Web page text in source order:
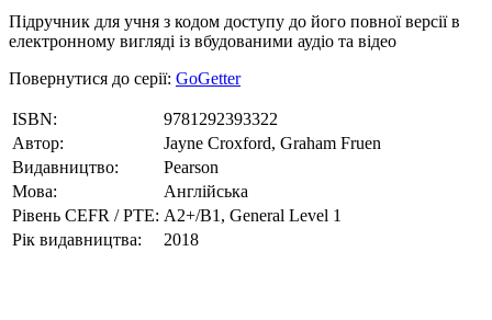
Підручник для учня з кодом доступу до його повної версії в
електронному вигляді із вбудованими аудіо та відео
Повернутися до серії: GoGetter
ISBN:
9781292393322
Автор:
Jayne Croxford, Graham Fruen
Видавництво:
Pearson
Мова:
Англійська
Рівень CEFR / PTE: A2+/B1, General Level 1
Рік видавництва:
2018